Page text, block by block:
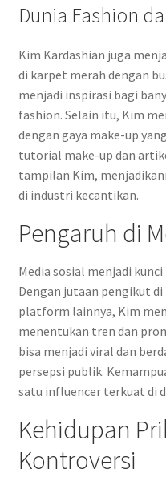
Dunia Fashion
Kim Kardashian juga
di karpet merah dengan
menjadi inspirasi bagi
fashion. Selain itu, Kim
dengan gaya make-up
tutorial make-up dan
tampilan Kim,
di industri kecantikan.
Pengaruh di
Media sosial menjadi
Dengan jutaan pengikut
platform lainnya, Kim
menentukan tren dan
bisa menjadi viral dan
persepsi publik.
satu influencer terkuat di
Kehidupan
Kontroversi